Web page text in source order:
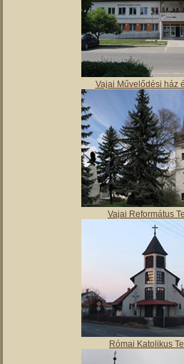
Vajai Művelődési ház
Vajai Református
Római Katolikus